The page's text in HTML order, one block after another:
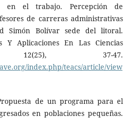
en el trabajo. Percepción de
de carreras administrativas
Simón Bolívar sede del litoral.
Y Aplicaciones En Las Ciencias
12(25), 37-47.
index.php/teacs/article/view
de un programa para el
en poblaciones pequeñas.